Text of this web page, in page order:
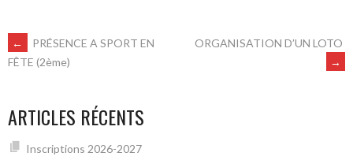
NAVIGATION
ARTICLES
←
PRÉSENCE A SPORT EN
FÊTE (2ème)
ORGANISATION D’UN LOTO
→
ARTICLES RÉCENTS
Inscriptions 2026-2027